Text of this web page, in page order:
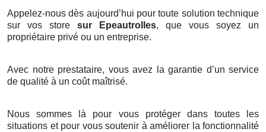
Appelez-nous dès aujourd’hui pour toute solution technique
sur vos store sur Epeautrolles, que vous soyez un
propriétaire privé ou un entreprise.
Avec notre prestataire, vous avez la garantie d’un service
de qualité à un coût maîtrisé.
Nous sommes là pour vous protéger dans toutes les
situations et pour vous soutenir à améliorer la fonctionnalité